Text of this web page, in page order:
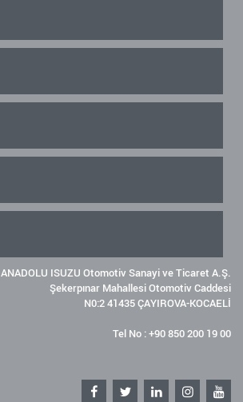
ANADOLU ISUZU Otomotiv Sanayi ve Ticaret A.Ş.
Şekerpınar Mahallesi Otomotiv Caddesi
N0:2 41435 ÇAYIROVA-KOCAELİ
Tel No : +90 850 200 19 00